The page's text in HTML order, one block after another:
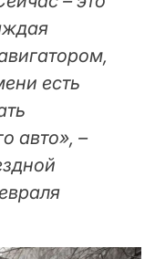
есть
авто», –